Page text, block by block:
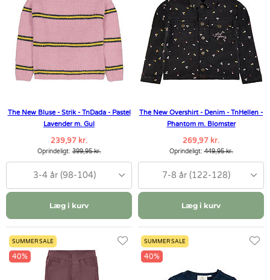
The New Bluse - Strik - TnDada - Pastel
Lavender m. Gul
239,97 kr.
Oprindeligt:399,95 kr.
3-4 år (98-104)
Læg i kurv
The New Overshirt - Denim - TnHellen -
Phantom m. Blomster
269,97 kr.
Oprindeligt:449,95 kr.
7-8 år (122-128)
Læg i kurv
SUMMER SALE
40%
SUMMER SALE
40%